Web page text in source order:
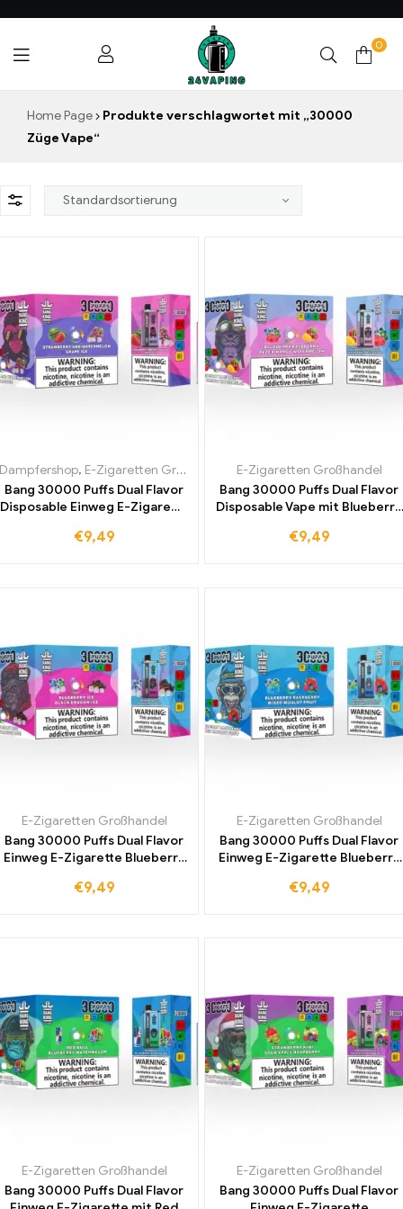
24VAPING.COM
0
Home Page
Produkte verschlagwortet mit „30000
Züge Vape“
Dampfershop, E-Zigaretten Großhandel
Bang 30000 Puffs Dual Flavor
Disposable Einweg E-Zigarette
und Grape Ice Top Qualität zu
€9,49
E-Zigaretten Großhandel
Bang 30000 Puffs Dual Flavor
Disposable Vape mit Blueberry
Watermelon Jetzt zum
€9,49
E-Zigaretten Großhandel
Bang 30000 Puffs Dual Flavor
Einweg E-Zigarette Blueberry
doppelte
€9,49
E-Zigaretten Großhandel
Bang 30000 Puffs Dual Flavor
Einweg E-Zigarette Blueberry
Fruit Duty-free für
€9,49
E-Zigaretten Großhandel
Bang 30000 Puffs Dual Flavor
E-Zigaretten Großhandel
Bang 30000 Puffs Dual Flavor